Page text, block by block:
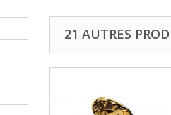
21 AUTRES